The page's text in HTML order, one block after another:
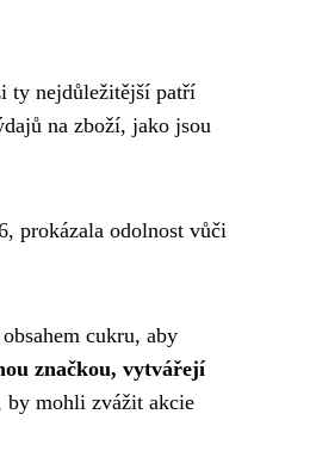
ty nejdůležitější patří
na zboží, jako jsou
prokázala odolnost vůči
cukru, aby
značkou, vytvářejí
by mohli zvážit akcie